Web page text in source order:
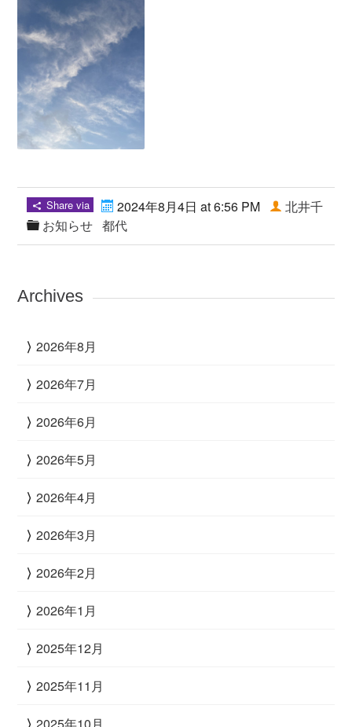
Share via
2024年8月4日 at 6:56 PM
お知らせ
北井千
都代
Archives
2026年8月
2026年7月
2026年6月
2026年5月
2026年4月
2026年3月
2026年2月
2026年1月
2025年12月
2025年11月
2025年10月